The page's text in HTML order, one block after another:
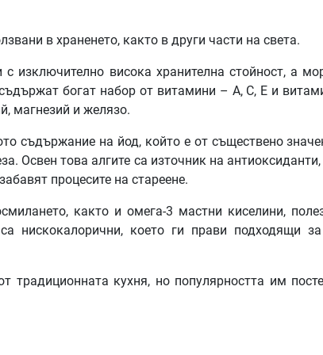
в храненето, както в други части на света.
изключително висока хранителна стойност, а
богат набор от витамини – A, C, E и
магнезий и желязо.
съдържание на йод, който е от съществено
Освен това алгите са източник на
процесите на стареене.
както и омега-3 мастни киселини,
нискокалорични, което ги прави подходящи
традиционната кухня, но популярността им